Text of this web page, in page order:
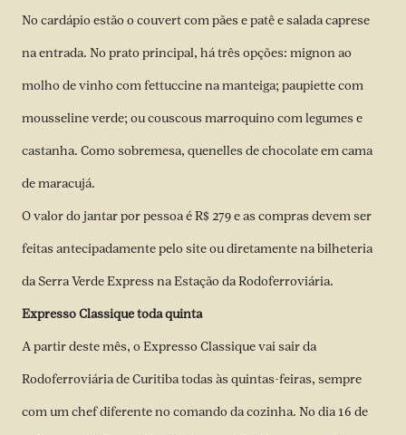
No cardápio estão o couvert com pães e patê e salada caprese
na entrada. No prato principal, há três opções: mignon ao
molho de vinho com fettuccine na manteiga; paupiette com
mousseline verde; ou couscous marroquino com legumes e
castanha. Como sobremesa, quenelles de chocolate em cama
de maracujá.
O valor do jantar por pessoa é R$ 279 e as compras devem ser
feitas antecipadamentepelo siteou diretamente na bilheteria
da Serra Verde Express na Estação da Rodoferroviária.
Expresso Classique toda quinta
A partir deste mês, o Expresso Classique vai sair da
Rodoferroviária de Curitiba todas às quintas-feiras, sempre
com um chef diferente no comando da cozinha. No dia 16 de